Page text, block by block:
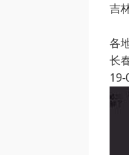
吉
各
长
19-